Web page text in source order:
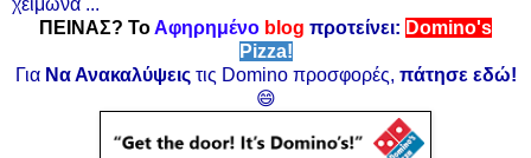
ΠΕΙΝΑΣ? ΤοΑφηρημένο blog προτείνει: Domino's
Pizza!
Για Να Ανακαλύψειςτις Domino προσφορές, πάτησε εδώ!
😄